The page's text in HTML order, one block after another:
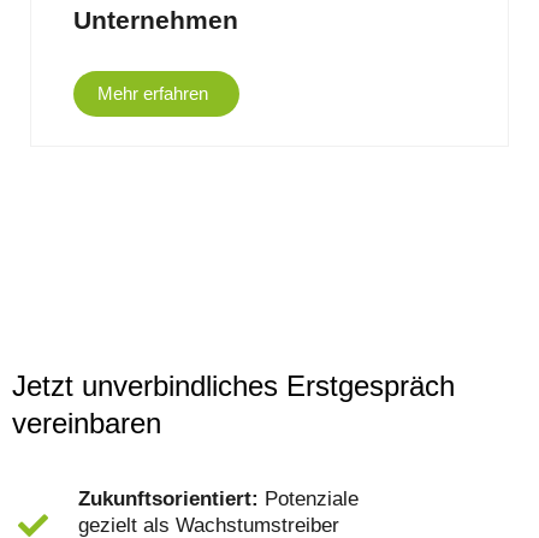
Unternehmen
Mehr erfahren
Jetzt unverbindliches Erstgespräch
vereinbaren
Zukunftsorientiert: Potenziale
gezielt als Wachstumstreiber